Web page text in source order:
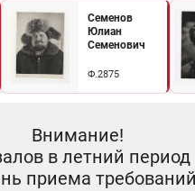
Семенов
Юлиан
Семенович
Ф.2875
Внимание!
в летний период
приема